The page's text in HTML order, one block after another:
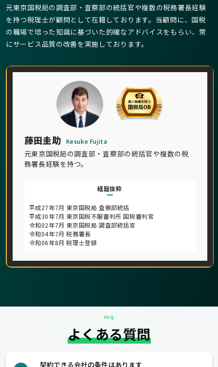
藤田圭助 Kesuke Fujita
元東京国税局の調査部・査察部の統括官や複数の税
務署長経験を持つ。
経歴抜粋
平成27年7月 東京国税局 査察部統括
平成30年7月 東京国税不服審判所 国税審判官
令和02年7月 東京国税局 調査部統括官
令和04年7月 税務署長
令和06年8月 税理士登録
元東京国税局の調査部・査察部の統括官や複数の税務署長経験
を持つ税理士が顧問として在籍しております。当顧問に、国税
の職場で培った知識に基づいた的確なアドバイスをもらい、常
にサービス品質の改善を実施しております。
FAQ
よくある質問
契約できる会社の条件はあります